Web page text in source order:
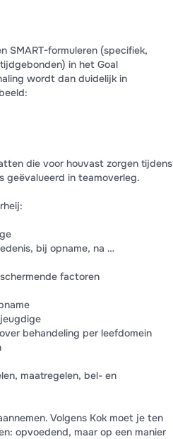
SMART-formuleren (specifiek,
in het Goal
wordt dan duidelijk in
die voor houvast zorgen tijdens
geëvalueerd in teamoverleg.
bij opname, na …
factoren
behandeling per leefdomein
maatregelen, bel- en
Volgens Kok moet je ten
opvoedend, maar op een manier